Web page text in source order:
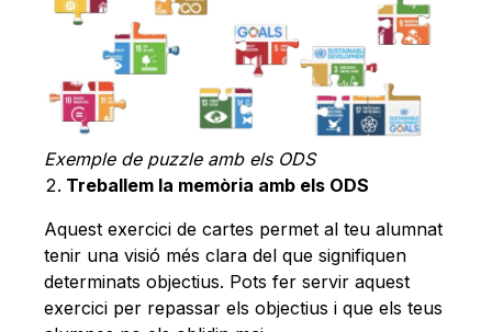
Exemple de puzzle amb els ODS
Treballem la memòria amb els ODS
Aquest exercici de cartes permet al teu alumnat
tenir una visió més clara del que signifiquen
determinats objectius. Pots fer servir aquest
exercici per repassar els objectius i que els teus